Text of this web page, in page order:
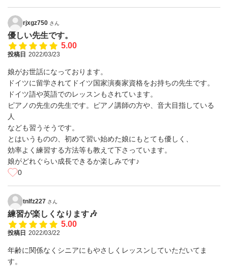
rjxgz750 さん
優しい先生です。
5.00
投稿日 2022/03/23
娘がお世話になっております。
ドイツに留学されてドイツ国家演奏家資格をお持ちの先生です。
ドイツ語や英語でのレッスンもされています。
ピアノの先生の先生です。ピアノ講師の方や、音大目指している
人
なども習うそうです。
とはいうものの、初めて習い始めた娘にもとても優しく、
効率よく練習する方法等も教えて下さっています。
娘がどれぐらい成長できるか楽しみです♪
0
tnlfz227 さん
練習が楽しくなります🎶
5.00
投稿日 2022/03/22
年齢に関係なくシニアにもやさしくレッスンしていただいてま
す。